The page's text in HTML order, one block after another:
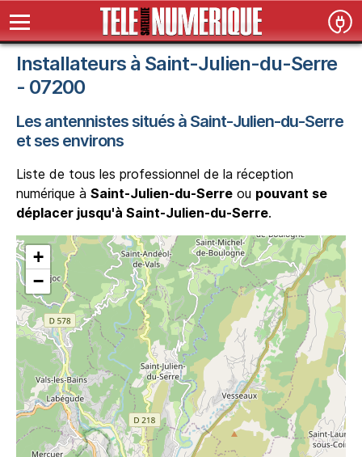
Installateurs à Saint-Julien-du-Serre
- 07200
Les antennistes situés à Saint-Julien-du-Serre
et ses environs
Liste de tous les professionnel de la réception
numérique à Saint-Julien-du-Serre ou pouvant se
déplacer jusqu'à Saint-Julien-du-Serre.
+
−